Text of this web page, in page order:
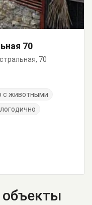
70
70
с животными